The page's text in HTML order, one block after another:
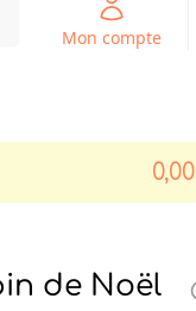
Mon compte
0,00
de Noël